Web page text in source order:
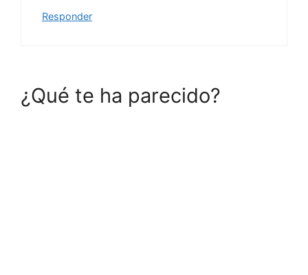
Responder
¿Qué te ha parecido?